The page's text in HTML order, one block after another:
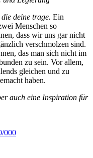
deine trage. Ein
Menschen so
dass wir uns gar nicht
verschmolzen sind.
das man sich nicht im
zu sein. Vor allem,
gleichen und zu
haben.
auch eine Inspiration für
000